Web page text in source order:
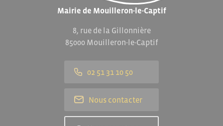
Mairie de Mouilleron-le-Captif
8, rue de la Gillonnière
85000 Mouilleron-le-Captif
02 51 31 10 50
Nous contacter